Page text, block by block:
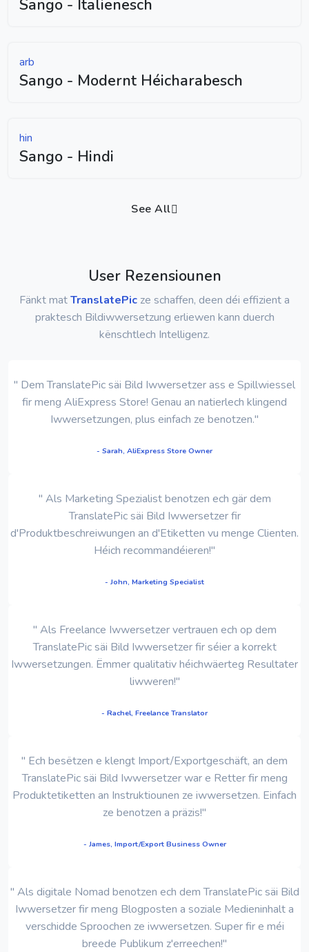
Sango - Italienesch
arb
Sango - Modernt Héicharabesch
hin
Sango - Hindi
See All
User Rezensiounen
Fänkt matTranslatePic ze schaffen, deen déi effizient a
praktesch Bildiwwersetzung erliewen kann duerch
kënschtlech Intelligenz.
" Dem TranslatePic säi Bild Iwwersetzer ass e Spillwiessel
fir meng AliExpress Store! Genau an natierlech klingend
Iwwersetzungen, plus einfach ze benotzen."
- Sarah, AliExpress Store Owner
" Als Marketing Spezialist benotzen ech gär dem
TranslatePic säi Bild Iwwersetzer fir
d'Produktbeschreiwungen an d'Etiketten vu menge Clienten.
Héich recommandéieren!"
- John, Marketing Specialist
" Als Freelance Iwwersetzer vertrauen ech op dem
TranslatePic säi Bild Iwwersetzer fir séier a korrekt
Iwwersetzungen. Ëmmer qualitativ héichwäerteg Resultater
liwweren!"
- Rachel, Freelance Translator
" Ech besëtzen e klengt Import/Exportgeschäft, an dem
TranslatePic säi Bild Iwwersetzer war e Retter fir meng
Produktetiketten an Instruktiounen ze iwwersetzen. Einfach
ze benotzen a präzis!"
- James, Import/Export Business Owner
" Als digitale Nomad benotzen ech dem TranslatePic säi Bild
Iwwersetzer fir meng Blogposten a soziale Medieninhalt a
verschidde Sproochen ze iwwersetzen. Super fir e méi
breede Publikum z'erreechen!"